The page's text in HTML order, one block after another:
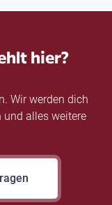
hier?
Wir werden dich
alles weitere